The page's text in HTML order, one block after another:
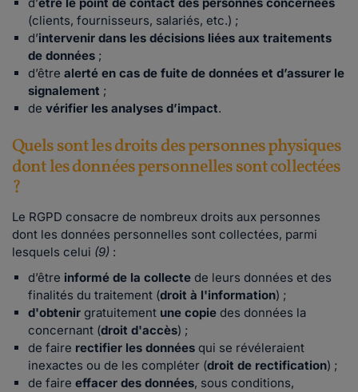
(clients, fournisseurs, salariés, etc.) ;
d’intervenir dans les décisions liées aux traitements
de données ;
d’être alerté en cas de fuite de données et d’assurer le
signalement ;
de vérifier les analyses d’impact.
Quels sont les droits des personnes physiques
dont les données personnelles sont collectées
?
Le RGPD consacre de nombreux droits aux personnes
dont les données personnelles sont collectées, parmi
lesquels celui (9) :
d’être informé de la collecte de leurs données et des
finalités du traitement (droit à l'information) ;
d'obtenir gratuitement une copie des données la
concernant (droit d'accès) ;
de faire rectifier les données qui se révéleraient
inexactes ou de les compléter (droit de rectification) ;
de faire effacer des données, sous conditions,